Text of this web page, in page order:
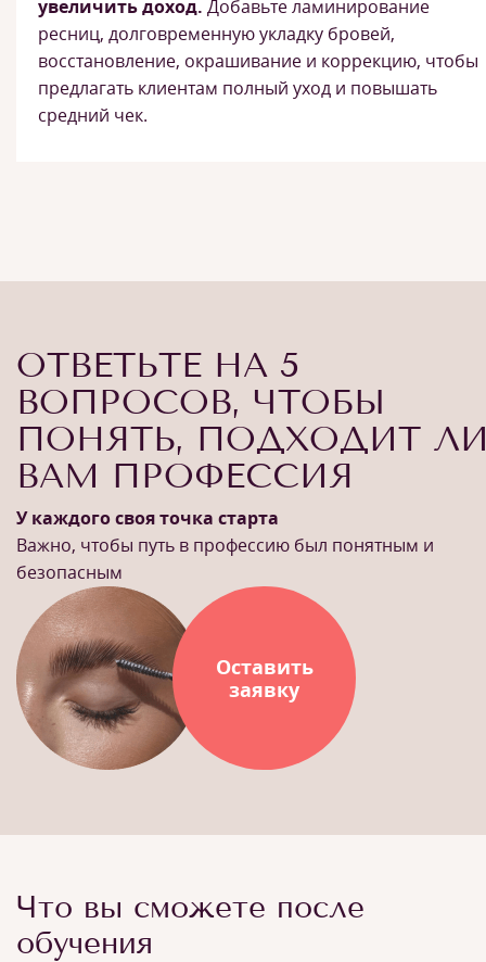
увеличить доход. Добавьте ламинирование
ресниц, долговременную укладку бровей,
восстановление, окрашивание и коррекцию, чтобы
предлагать клиентам полный уход и повышать
средний чек.
ОТВЕТЬТЕ НА 5
ВОПРОСОВ, ЧТОБЫ
ПОНЯТЬ, ПОДХОДИТ
ВАМ ПРОФЕССИЯ
У каждого своя точка старта
Важно, чтобы путь в профессию был понятным и
безопасным
Оставить
заявку
Что вы сможете после
обучения